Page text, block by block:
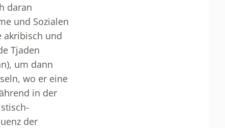
daran
und Sozialen
akribisch und
Tjaden
um dann
wo er eine
in der
der